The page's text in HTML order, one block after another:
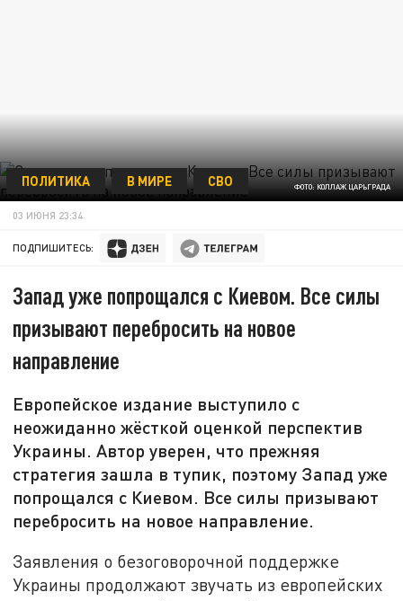
ФОТО: КОЛЛАЖ ЦАРЬГРАДА
ПОЛИТИКА В МИРЕ СВО
03 ИЮНЯ 23:34
ПОДПИШИТЕСЬ:
Запад уже попрощался с Киевом. Все силы
призывают перебросить на новое
направление
Европейское издание выступило с
неожиданно жёсткой оценкой перспектив
Украины. Автор уверен, что прежняя
стратегия зашла в тупик, поэтому Запад уже
попрощался с Киевом. Все силы призывают
перебросить на новое направление.
Заявления о безоговорочной поддержке
Украины продолжают звучать из европейских